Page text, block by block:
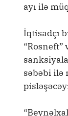
ayı ilə
İqtisadçı
səbəbi ilə